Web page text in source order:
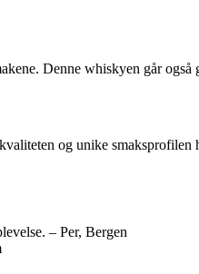
Denne whiskyen går
og unike
– Per, Bergen